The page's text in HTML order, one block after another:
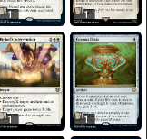
1 1
1 1